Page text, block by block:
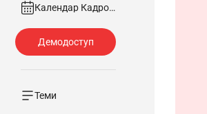
Календар Кадровика
Теми